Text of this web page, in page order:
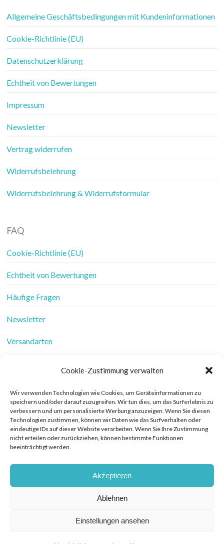
Cookie-Zustimmung verwalten
Wir verwenden Technologien wie Cookies, um Geräteinformationen zu
speichern und/oder darauf zuzugreifen. Wir tun dies, um das Surferlebnis zu
verbessern und um personalisierte Werbung anzuzeigen. Wenn Sie diesen
Technologien zustimmen, können wir Daten wie das Surfverhalten oder
eindeutige IDs auf dieser Website verarbeiten. Wenn Sie Ihre Zustimmung
nicht erteilen oder zurückziehen, können bestimmte Funktionen
beeinträchtigt werden.
Akzeptieren
Ablehnen
Einstellungen ansehen
Allgemeine Geschäftsbedingungen mit Kundeninformationen
Cookie-Richtlinie (EU)
Datenschutzerklärung
Echtheit von Bewertungen
Impressum
Newsletter
Vertrag widerrufen
Widerrufsbelehrung
Widerrufsbelehrung & Widerrufsformular
FAQ
Cookie-Richtlinie (EU)
Echtheit von Bewertungen
Häufige Fragen
Newsletter
Versandarten
Werbung
Widerrufsbelehrung
Zahlungsarten
© COPYRIGHT FRAU FADENSCHEIN 2019. THEME BY BLUCHIC